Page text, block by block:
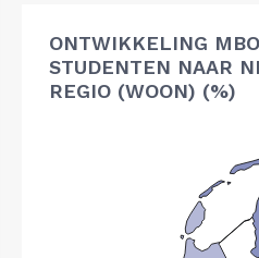
ONTWIKKELING
STUDENTEN NAAR
REGIO (WOON) (%)